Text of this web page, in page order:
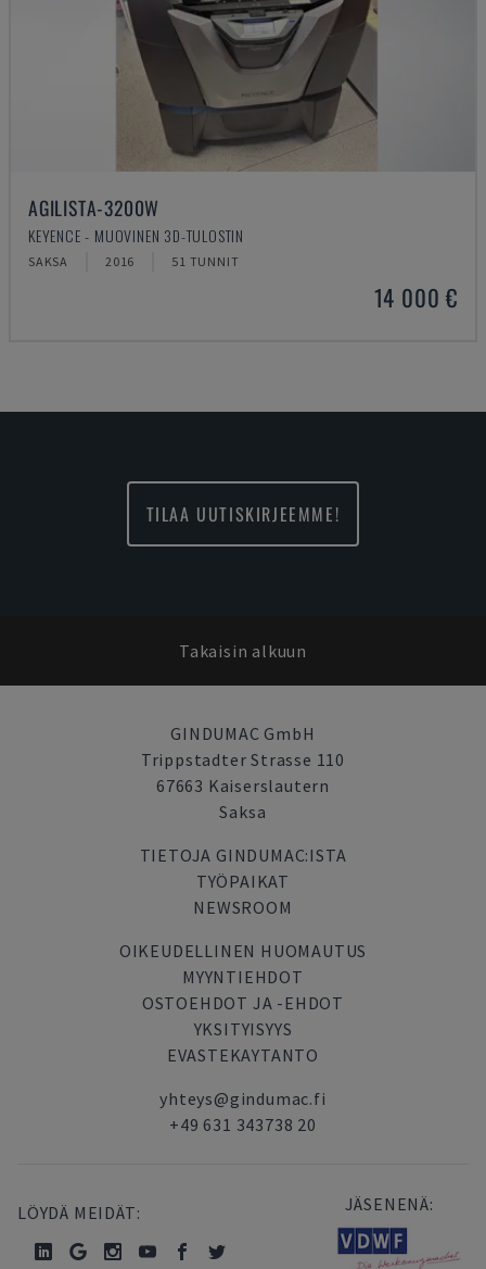
AGILISTA-3200W
KEYENCE - MUOVINEN 3D-TULOSTIN
SAKSA 2016 51 TUNNIT
14 000 €
TILAA UUTISKIRJEEMME!
Takaisin alkuun
GINDUMAC GmbH
Trippstadter Strasse 110
67663 Kaiserslautern
Saksa
TIETOJA GINDUMAC:ISTA
TYÖPAIKAT
NEWSROOM
OIKEUDELLINEN HUOMAUTUS
MYYNTIEHDOT
OSTOEHDOT JA -EHDOT
YKSITYISYYS
EVASTEKAYTANTO
yhteys@gindumac.fi
+49 631 343738 20
LÖYDÄ MEIDÄT: JÄSENENÄ: